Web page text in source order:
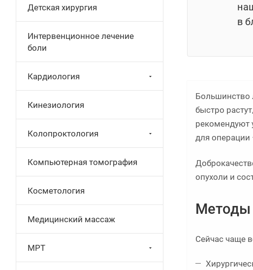
в
Большинство
быстро
рекомендуют
для операции
опухоли и
Методы
Сейчас чаще
Детская хирургия
Интервенционное лечение
боли
Кардиология
Кинезиология
Колопроктология
Компьютерная томография
Косметология
Медицинский массаж
МРТ